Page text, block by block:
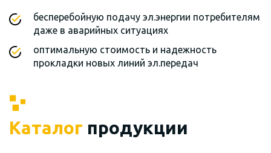
бесперебойную подачу эл.энергии потребителям
даже в аварийных ситуациях
оптимальную стоимость и надежность
прокладки новых линий эл.передач
Каталог продукции